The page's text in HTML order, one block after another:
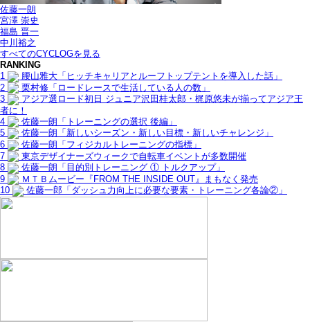
佐藤一朗
宮澤 崇史
福島 晋一
中川裕之
すべてのCYCLOGを見る
RANKING
1
腰山雅大「ヒッチキャリアとルーフトップテントを導入した話」
2
栗村修「ロードレースで生活している人の数」
3
アジア選ロード初日 ジュニア沢田桂太郎・梶原悠未が揃ってアジア王
者に！
4
佐藤一朗「トレーニングの選択 後編」
5
佐藤一朗「新しいシーズン・新しい目標・新しいチャレンジ」
6
佐藤一朗「フィジカルトレーニングの指標」
7
東京デザイナーズウィークで自転車イベントが多数開催
8
佐藤一朗「目的別トレーニング ① トルクアップ」
9
ＭＴＢムービー『FROM THE INSIDE OUT』まもなく発売
10
佐藤一郎「ダッシュ力向上に必要な要素・トレーニング各論②」